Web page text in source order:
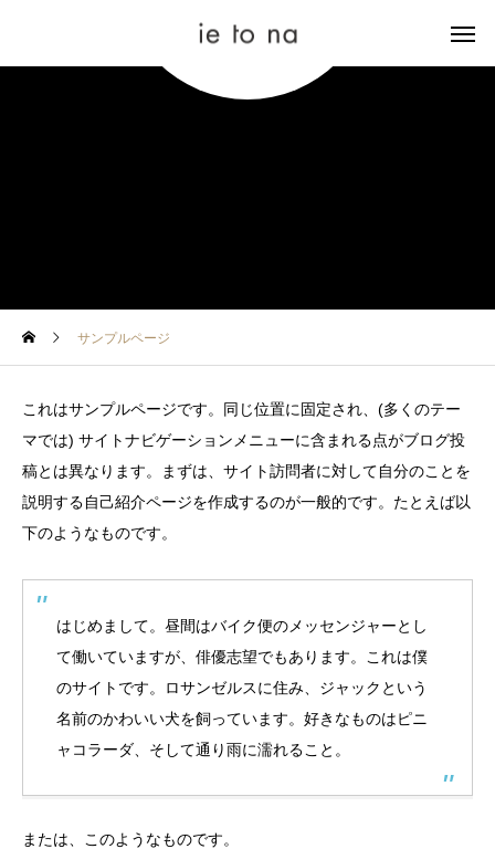
サンプルページ
これはサンプルページです。同じ位置に固定され、(多くのテー
マでは) サイトナビゲーションメニューに含まれる点がブログ投
稿とは異なります。まずは、サイト訪問者に対して自分のことを
説明する自己紹介ページを作成するのが一般的です。たとえば以
下のようなものです。
はじめまして。昼間はバイク便のメッセンジャーとし
て働いていますが、俳優志望でもあります。これは僕
のサイトです。ロサンゼルスに住み、ジャックという
名前のかわいい犬を飼っています。好きなものはピニ
ャコラーダ、そして通り雨に濡れること。
または、このようなものです。